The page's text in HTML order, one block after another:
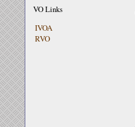
VO Links
IVOA
RVO